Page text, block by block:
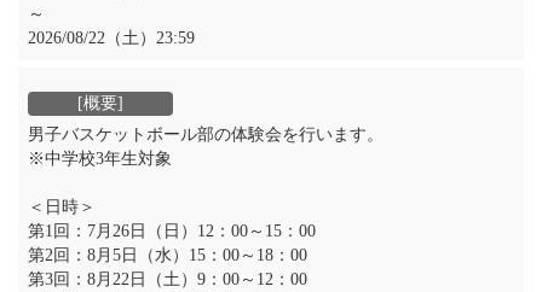
～
2026/08/22（土）23:59
男子バスケットボール部の体験会を行います。
※中学校3年生対象
＜日時＞
第1回：7月26日（日）12：00～15：00
第2回：8月5日（水）15：00～18：00
第3回：8月22日（土）9：00～12：00